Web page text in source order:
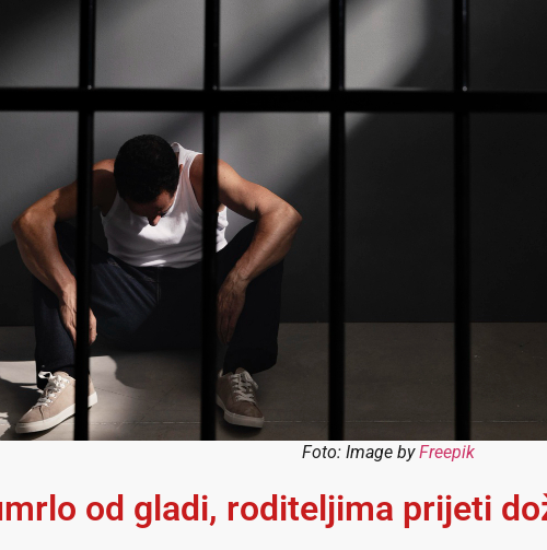
Foto: Image byFreepik
od gladi, roditeljima prijeti